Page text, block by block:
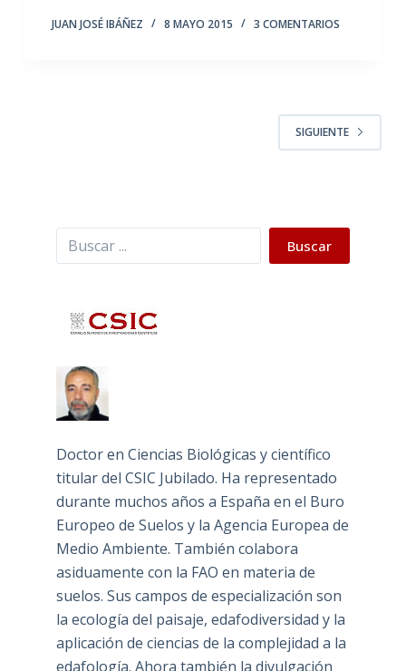
JUAN JOSÉ IBÁÑEZ 8 MAYO 2015 3 COMENTARIOS
SIGUIENTE
Buscar Buscar
Doctor en Ciencias Biológicas y científico
titular del CSIC Jubilado. Ha representado
durante muchos años a España en el Buro
Europeo de Suelos y la Agencia Europea de
Medio Ambiente. También colabora
asiduamente con la FAO en materia de
suelos. Sus campos de especialización son
la ecología del paisaje, edafodiversidad y la
aplicación de ciencias de la complejidad a la
edafología. Ahora también la divulgación